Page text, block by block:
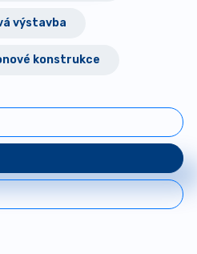
výstavba
konstrukce